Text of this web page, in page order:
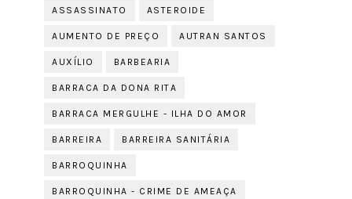
ASSASSINATO ASTEROIDE
AUMENTO DE PREÇO AUTRAN SANTOS
AUXÍLIO BARBEARIA
BARRACA DA DONA RITA
BARRACA MERGULHE - ILHA DO AMOR
BARREIRA BARREIRA SANITÁRIA
BARROQUINHA
BARROQUINHA - CRIME DE AMEAÇA